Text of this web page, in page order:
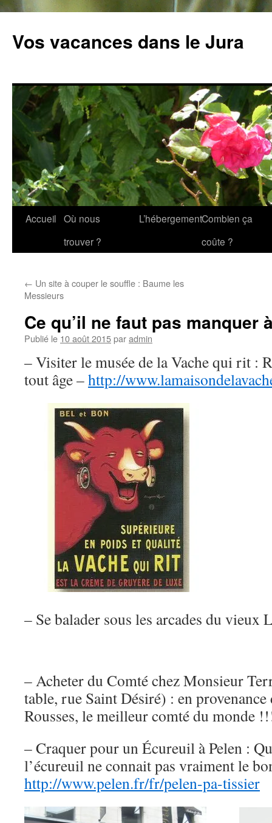
Vos vacances dans le Jura
Aller
Accueil Où nous
trouver ?
L’hébergementCombien ça
coûte ?
← Un site à couper le souffle : Baume les
Messieurs
Ce qu’il ne faut pas manquer
Publié le 10 août 2015paradmin
– Visiter le musée de la Vache qui rit :
tout âge –http://
– Se balader sous les arcades du vieux
– Acheter du Comté chez Monsieur
table, rue Saint Désiré) : en
Rousses, le meilleur comté du monde
– Craquer pour un Écureuil à Pelen :
l’écureuil ne connait pas vraiment le
http://www.pelen.fr/fr/pelen-pa-tissier